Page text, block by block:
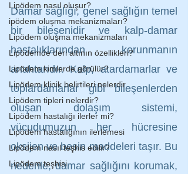
Lipödem nasıl oluşur?
ipödem oluşma mekanizmaları?
Lipödem oluşma mekanizmaları
Lipödemde deri altının özellikleri?
Lipödem kimlerde görülür?
Lipödem klinik belirtileri nelerdir
Lipödem tipleri nelerdir?
Lipödem hastalığı ilerler mi?
Lipödem hastalığının ilerlemesi
Lipödem nasıl teşhis edilir?
Lipödem teşhisi
Damar sağlığı, genel sağlığın temel
bir bileşenidir ve kalp-damar
hastalıklarından korunmanın
anahtarıdır. Kalp, atardamarlar ve
toplardamarlar gibi bileşenlerden
oluşan dolaşım sistemi,
vücudumuzun her hücresine
oksijen ve besin maddeleri taşır. Bu
nedenle, damar sağlığını korumak,